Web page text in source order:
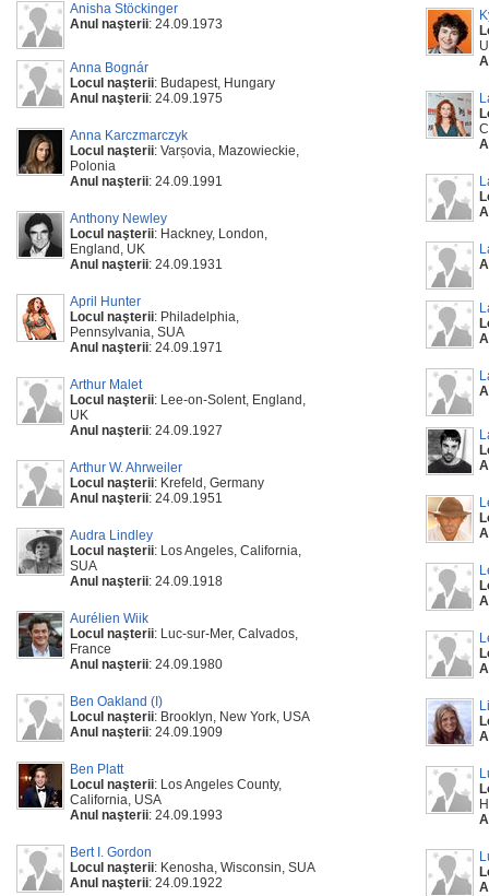
Anisha Stöckinger
Anul naşterii: 24.09.1973
Anna Bognár
Locul naşterii: Budapest, Hungary
Anul naşterii: 24.09.1975
Anna Karczmarczyk
Locul naşterii: Varșovia, Mazowieckie,
Polonia
Anul naşterii: 24.09.1991
Anthony Newley
Locul naşterii: Hackney, London,
England, UK
Anul naşterii: 24.09.1931
April Hunter
Locul naşterii: Philadelphia,
Pennsylvania, SUA
Anul naşterii: 24.09.1971
Arthur Malet
Locul naşterii: Lee-on-Solent, England,
UK
Anul naşterii: 24.09.1927
Arthur W. Ahrweiler
Locul naşterii: Krefeld, Germany
Anul naşterii: 24.09.1951
Audra Lindley
Locul naşterii: Los Angeles, California,
SUA
Anul naşterii: 24.09.1918
Aurélien Wiik
Locul naşterii: Luc-sur-Mer, Calvados,
France
Anul naşterii: 24.09.1980
Ben Oakland (I)
Locul naşterii: Brooklyn, New York, USA
Anul naşterii: 24.09.1909
Ben Platt
Locul naşterii: Los Angeles County,
California, USA
Anul naşterii: 24.09.1993
Bert I. Gordon
Locul naşterii: Kenosha, Wisconsin, SUA
Anul naşterii: 24.09.1922